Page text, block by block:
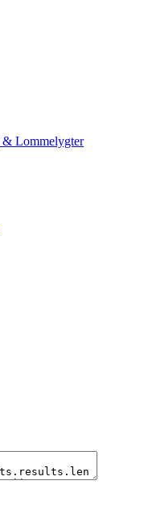
Lommelygter